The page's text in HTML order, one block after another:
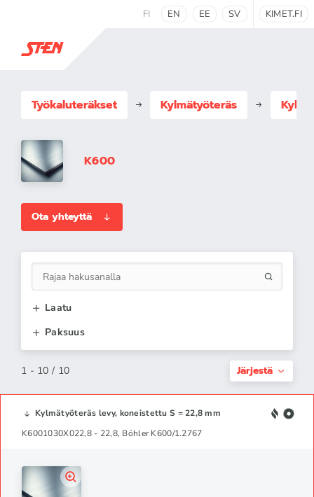
FI EN EE SV KIMET.FI
Työkaluteräkset Kylmätyöteräs
K600
Ota yhteyttä
Laatu
Paksuus
1 - 10 / 10 Järjestä
Kylmätyöteräs levy, koneistettu S = 22,8 mm
K6001030X022,8 - 22,8, Böhler K600/1.2767